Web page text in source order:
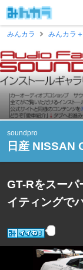
みんカラ
みんカラ＋
soundpro
日産 NISSAN
GT-Rをスーパ
イティングで